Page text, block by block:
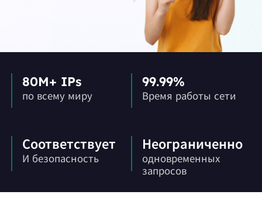
80M+ IPs
по всему миру
99.99%
Время работы сети
Соответствует
И безопасность
Неограниченно
одновременных
запросов